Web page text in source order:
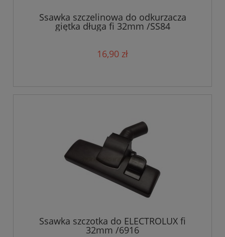
Ssawka szczelinowa do odkurzacza
giętka długa fi 32mm /SS84
16,90 zł
Ssawka szczotka do ELECTROLUX fi
32mm /6916